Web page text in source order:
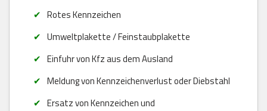
Rotes Kennzeichen
Umweltplakette / Feinstaubplakette
Einfuhr von Kfz aus dem Ausland
Meldung von Kennzeichenverlust oder Diebstahl
Ersatz von Kennzeichen und